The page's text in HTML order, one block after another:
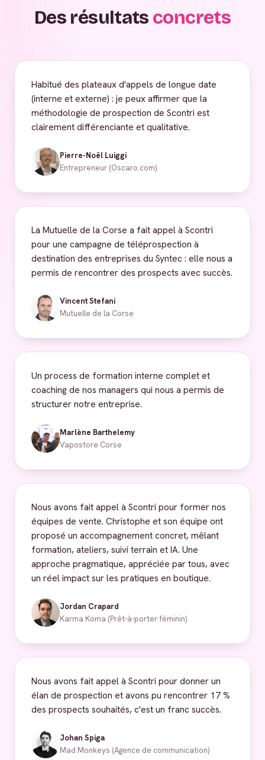
Des résultats concrets
Habitué des plateaux d'appels de longue date
(interne et externe) : je peux affirmer que la
méthodologie de prospection de Scontri est
clairement différenciante et qualitative.
Pierre-Noël Luiggi
Entrepreneur (Oscaro.com)
La Mutuelle de la Corse a fait appel à Scontri
pour une campagne de téléprospection à
destination des entreprises du Syntec : elle nous a
permis de rencontrer des prospects avec succès.
Vincent Stefani
Mutuelle de la Corse
Un process de formation interne complet et
coaching de nos managers qui nous a permis de
structurer notre entreprise.
Marlène Barthelemy
Vapostore Corse
Nous avons fait appel à Scontri pour former nos
équipes de vente. Christophe et son équipe ont
proposé un accompagnement concret, mêlant
formation, ateliers, suivi terrain et IA. Une
approche pragmatique, appréciée par tous, avec
un réel impact sur les pratiques en boutique.
Jordan Crapard
Karma Koma (Prêt-à-porter féminin)
Nous avons fait appel à Scontri pour donner un
élan de prospection et avons pu rencontrer 17 %
des prospects souhaités, c'est un franc succès.
Johan Spiga
Mad Monkeys (Agence de communication)